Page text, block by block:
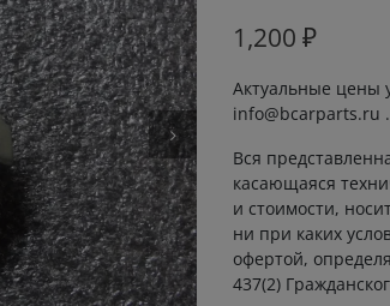
1,200 ₽
Актуальные цены
info@bcarparts.ru .
Вся
касающаяся
и стоимости,
ни при каких
офертой,
437(2)